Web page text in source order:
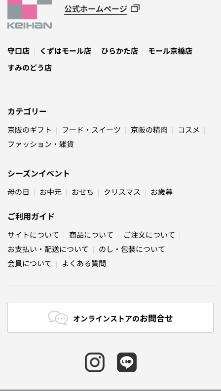
公式ホームページ
守口店 くずはモール店 ひらかた店
モール京橋店
すみのどう店
カテゴリー
京阪のギフト フード・スイーツ 京阪の精肉
コスメ
ファッション・雑貨
シーズンイベント
母の日 お中元 おせち クリスマス お歳暮
ご利用ガイド
サイトについて 商品について
ご注文について
お支払い・配送について
のし・包装について
会員について
よくある質問
オンラインストアのお問合せ